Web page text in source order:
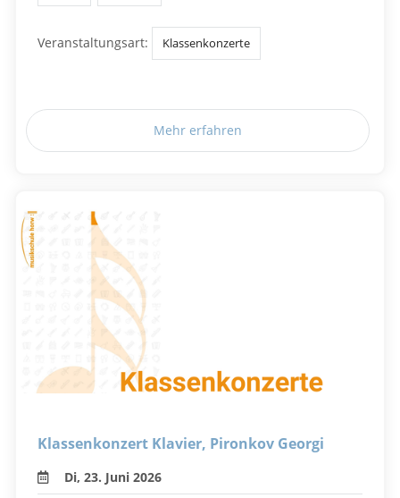
Veranstaltungsart: Klassenkonzerte
Mehr erfahren
Klassenkonzert Klavier, Pironkov Georgi
Di, 23. Juni 2026